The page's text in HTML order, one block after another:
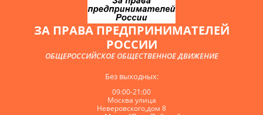
ЗА ПРАВА ПРЕДПРИНИМАТЕЛЕЙ
РОССИИ
ОБЩЕРОССИЙСКОЕ ОБЩЕСТВЕННОЕ ДВИЖЕНИЕ
Без выходных:
09:00-21:00
Москва улица
Неверовского,дом 8